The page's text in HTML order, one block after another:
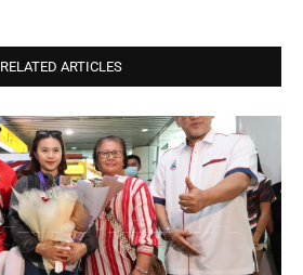
RELATED ARTICLES